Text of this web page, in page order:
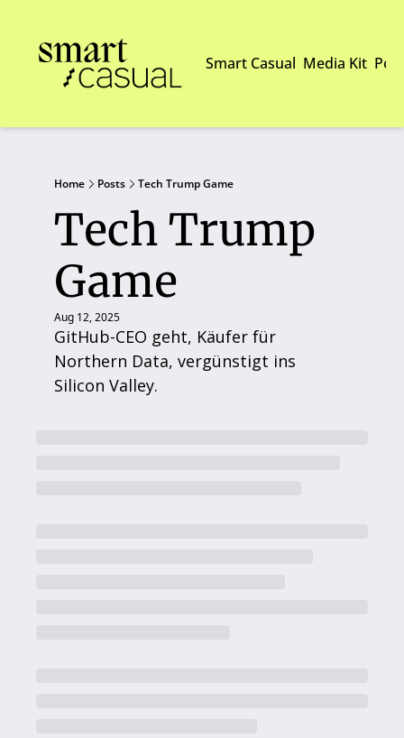
Smart Casual Media Kit
Home Posts Tech Trump Game
Tech Trump
Game
Aug 12, 2025
GitHub-CEO geht, Käufer für
Northern Data, vergünstigt ins
Silicon Valley.